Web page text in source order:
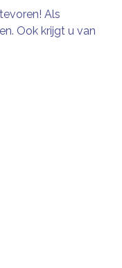
Als
Ook krijgt u van